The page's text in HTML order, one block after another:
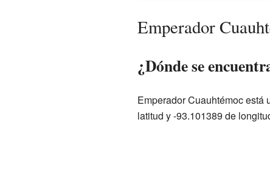
Emperador
¿Dónde se
Emperador Cuauhtémoc
latitud y -93.101389 de